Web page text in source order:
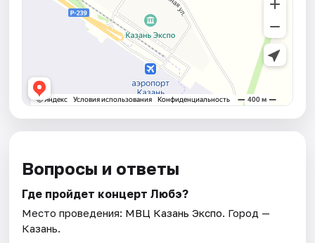
Вопросы и ответы
Где пройдет концерт Любэ?
Место проведения: МВЦ Казань Экспо. Город —
Казань.